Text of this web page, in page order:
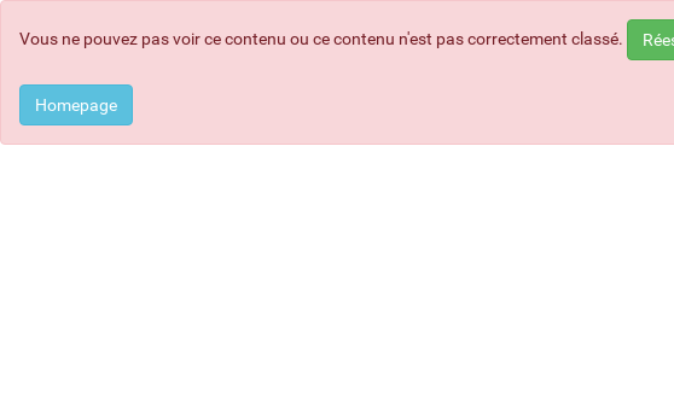
Erreur:
Vous ne pouvez pas voir ce contenu ou ce contenu n'est pas correctement classé.
Homepage